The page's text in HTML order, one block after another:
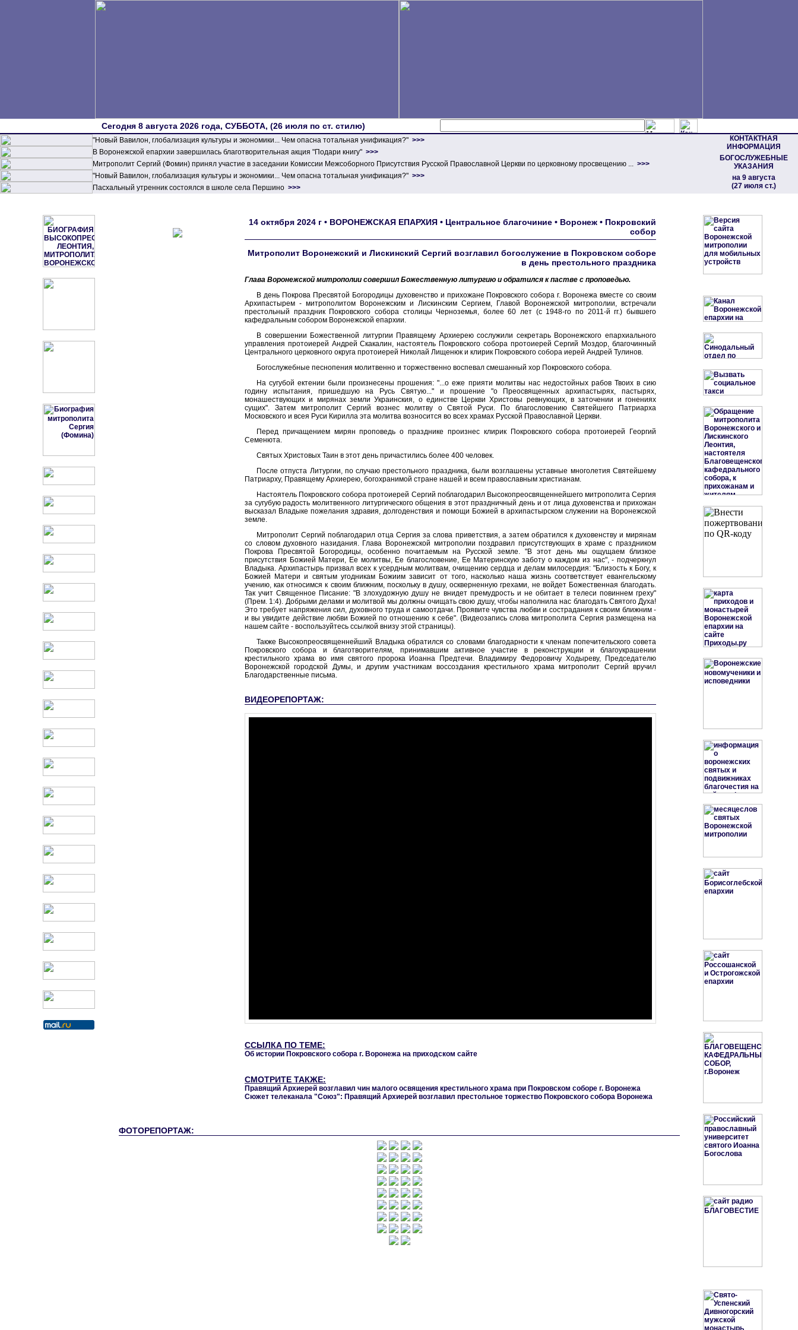
Сегодня 8 августа 2026 года, СУББОТА, (26 июля по ст. стилю)
"Новый Вавилон, глобализация культуры и экономики... Чем опасна тотальная унификация?" >>>
КОНТАКТНАЯ
ИНФОРМАЦИЯ
БОГОСЛУЖЕБНЫЕ
УКАЗАНИЯ
на 9 августа
(27 июля ст.)
В Воронежской епархии завершилась благотворительная акция "Подари книгу" >>>
Митрополит Сергий (Фомин) принял участие в заседании Комиссии Межсоборного Присутствия Русской Православной Церкви по церковному просвещению ... >>>
"Новый Вавилон, глобализация культуры и экономики... Чем опасна тотальная унификация?" >>>
Пасхальный утренник состоялся в школе села Першино >>>
14 октября 2024 г • ВОРОНЕЖСКАЯ ЕПАРХИЯ • Центральное благочиние • Воронеж • Покровский
собор
Митрополит Воронежский и Лискинский Сергий возглавил богослужение в Покровском соборе
в день престольного праздника
Глава Воронежской митрополии совершил Божественную литургию и обратился к пастве с проповедью.
В день Покрова Пресвятой Богородицы духовенство и прихожане Покровского собора г. Воронежа вместе со своим
Архипастырем - митрополитом Воронежским и Лискинским Сергием, Главой Воронежской митрополии, встречали
престольный праздник Покровского собора столицы Черноземья, более 60 лет (с 1948-го по 2011-й гг.) бывшего
кафедральным собором Воронежской епархии.
В совершении Божественной литургии Правящему Архиерею сослужили секретарь Воронежского епархиального
управления протоиерей Андрей Скакалин, настоятель Покровского собора протоиерей Сергий Моздор, благочинный
Центрального церковного округа протоиерей Николай Лищенюк и клирик Покровского собора иерей Андрей Тулинов.
Богослужебные песнопения молитвенно и торжественно воспевал смешанный хор Покровского собора.
На сугубой ектении были произнесены прошения: "...о еже прияти молитвы нас недостойных рабов Твоих в сию
годину испытания, пришедшую на Русь Святую..." и прошение "о Преосвященных архипастырях, пастырях,
монашествующих и мирянах земли Украинския, о единстве Церкви Христовы ревнующих, в заточении и гонениях
сущих". Затем митрополит Сергий вознес молитву о Святой Руси. По благословению Святейшего Патриарха
Московского и всея Руси Кирилла эта молитва возносится во всех храмах Русской Православной Церкви.
Перед причащением мирян проповедь о празднике произнес клирик Покровского собора протоиерей Георгий
Семенюта.
Святых Христовых Таин в этот день причастились более 400 человек.
После отпуста Литургии, по случаю престольного праздника, были возглашены уставные многолетия Святейшему
Патриарху, Правящему Архиерею, богохранимой стране нашей и всем православным христианам.
Настоятель Покровского собора протоиерей Сергий поблагодарил Высокопреосвященнейшего митрополита Сергия
за сугубую радость молитвенного литургического общения в этот праздничный день и от лица духовенства и прихожан
высказал Владыке пожелания здравия, долгоденствия и помощи Божией в архипастырском служении на Воронежской
земле.
Митрополит Сергий поблагодарил отца Сергия за слова приветствия, а затем обратился к духовенству и мирянам
со словом духовного назидания. Глава Воронежской митрополии поздравил присутствующих в храме с праздником
Покрова Пресвятой Богородицы, особенно почитаемым на Русской земле. "В этот день мы ощущаем близкое
присутствия Божией Матери, Ее молитвы, Ее благословение, Ее Материнскую заботу о каждом из нас", - подчеркнул
Владыка. Архипастырь призвал всех к усердным молитвам, очищению сердца и делам милосердия: "Близость к Богу, к
Божией Матери и святым угодникам Божиим зависит от того, насколько наша жизнь соответствует евангельскому
учению, как относимся к своим ближним, поскольку в душу, оскверненную грехами, не войдет Божественная благодать.
Так учит Священное Писание: "В злохудожную душу не внидет премудрость и не обитает в телеси повиннем греху"
(Прем. 1:4). Добрыми делами и молитвой мы должны очищать свою душу, чтобы наполнила нас благодать Святого Духа!
Это требует напряжения сил, духовного труда и самоотдачи. Проявите чувства любви и сострадания к своим ближним -
и вы увидите действие любви Божией по отношению к себе". (Видеозапись слова митрополита Сергия размещена на
нашем сайте - воспользуйтесь ссылкой внизу этой страницы).
Также Высокопреосвященнейший Владыка обратился со словами благодарности к членам попечительского совета
Покровского собора и благотворителям, принимавшим активное участие в реконструкции и благоукрашении
крестильного храма во имя святого пророка Иоанна Предтечи. Владимиру Федоровичу Ходыреву, Председателю
Воронежской городской Думы, и другим участникам воссоздания крестильного храма митрополит Сергий вручил
Благодарственные письма.
ВИДЕОРЕПОРТАЖ:
ССЫЛКА ПО ТЕМЕ:
Об истории Покровского собора г. Воронежа на приходском сайте
СМОТРИТЕ ТАКЖЕ:
Правящий Архиерей возглавил чин малого освящения крестильного храма при Покровском соборе г. Воронежа
Сюжет телеканала "Союз": Правящий Архиерей возглавил престольное торжество Покровского собора Воронежа
ФОТОРЕПОРТАЖ: